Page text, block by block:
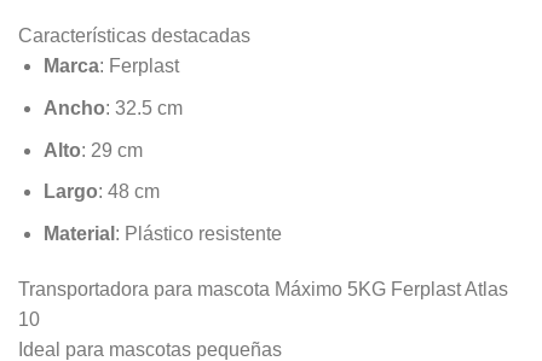
Características destacadas
Marca: Ferplast
Ancho: 32.5 cm
Alto: 29 cm
Largo: 48 cm
Material : Plástico resistente
Transportadora para mascota Máximo 5KG Ferplast Atlas
10
Ideal para mascotas pequeñas